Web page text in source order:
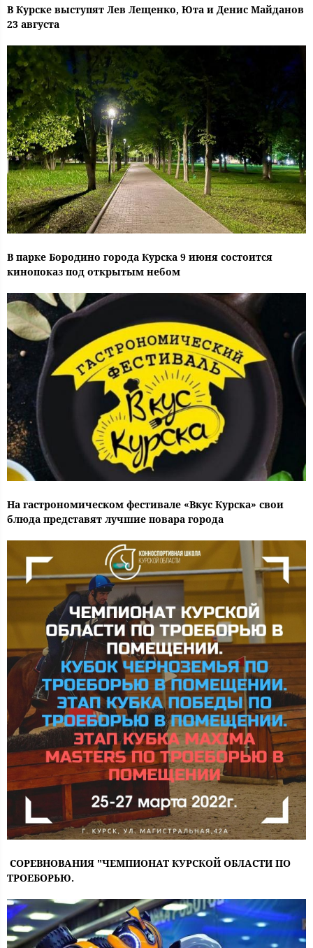
В Курске выступят Лев Лещенко, Юта и Денис Майданов
23 августа
В парке Бородино города Курска 9 июня состоится
кинопоказ под открытым небом
На гастрономическом фестивале «Вкус Курска» свои
блюда представят лучшие повара города
СОРЕВНОВАНИЯ "ЧЕМПИОНАТ КУРСКОЙ ОБЛАСТИ ПО
ТРОЕБОРЬЮ.